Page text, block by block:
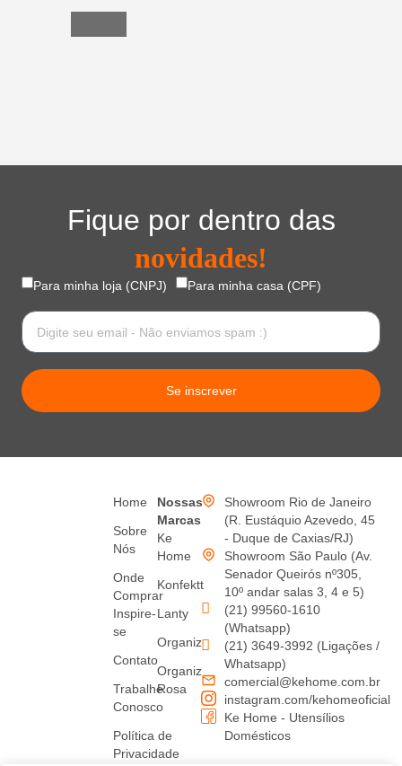
Fique por dentro das
novidades!
Para minha loja (CNPJ) Para minha casa (CPF)
Se inscrever
Home
Sobre
Nós
Onde
Comprar
Inspire-
se
Contato
Trabalhe
Conosco
Política de
Privacidade
Nossas
Marcas
Ke
Home
Konfektt
Lanty
Organiz
Organiz
Rosa
Showroom Rio de Janeiro
(R. Eustáquio Azevedo, 45
- Duque de Caxias/RJ)
Showroom São Paulo (Av.
Senador Queirós nº305,
10º andar salas 3, 4 e 5)
(21) 99560-1610
(Whatsapp)
(21) 3649-3992 (Ligações /
Whatsapp)
comercial@kehome.com.br
instagram.com/kehomeoficial
Ke Home - Utensílios
Domésticos